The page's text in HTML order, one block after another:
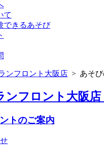
て
できるあそび
ンフロント大阪店 > あそ
ンフロント大阪
トのご案内